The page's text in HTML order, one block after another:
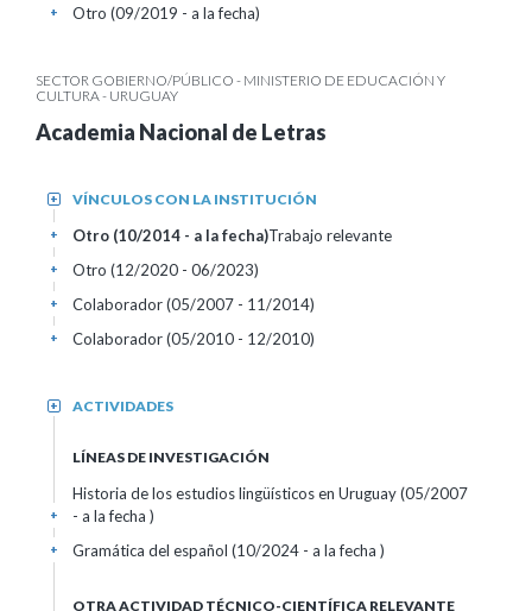
Otro (09/2019 - a la fecha)
+
SECTOR GOBIERNO/PÚBLICO - MINISTERIO DE EDUCACIÓN Y
CULTURA - URUGUAY
Academia Nacional de Letras
VÍNCULOS CON LA INSTITUCIÓN
+
Otro (10/2014 - a la fecha)Trabajo relevante
+
Otro (12/2020 - 06/2023)
+
Colaborador (05/2007 - 11/2014)
+
Colaborador (05/2010 - 12/2010)
+
ACTIVIDADES
+
LÍNEAS DE INVESTIGACIÓN
Historia de los estudios lingüísticos en Uruguay (05/2007
- a la fecha )
+
Gramática del español (10/2024 - a la fecha )
+
OTRA ACTIVIDAD TÉCNICO-CIENTÍFICA RELEVANTE